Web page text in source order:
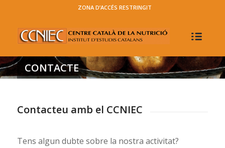
ZONA D’ACCÉS RESTRINGIT
CONTACTE
Contacteu amb el CCNIEC
Tens algun dubte sobre la nostra activitat?